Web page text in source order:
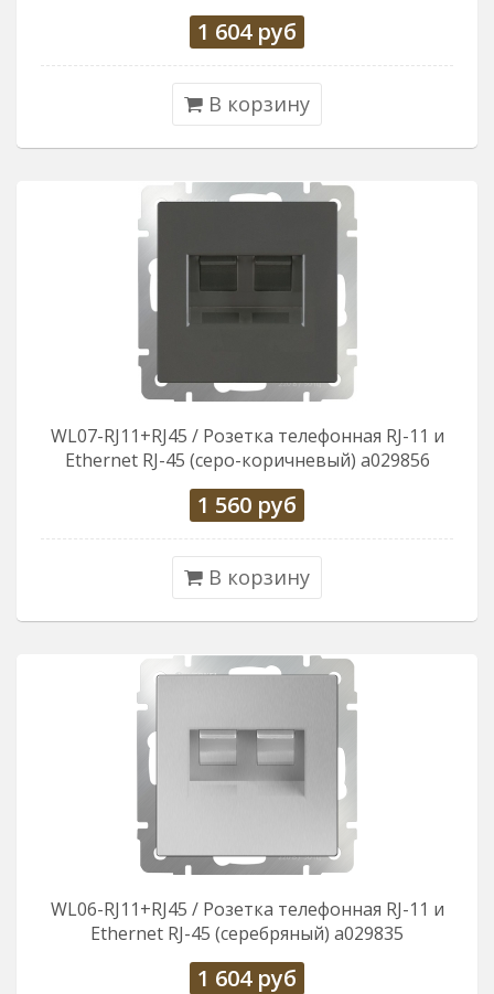
1 604руб
В корзину
WL07-RJ11+RJ45 / Розетка телефонная RJ-11 и
Еthernet RJ-45 (серо-коричневый) a029856
1 560 руб
В корзину
WL06-RJ11+RJ45 / Розетка телефонная RJ-11 и
Еthernet RJ-45 (серебряный) a029835
1 604руб